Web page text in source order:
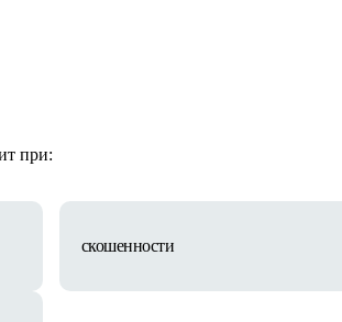
при:
скошенности